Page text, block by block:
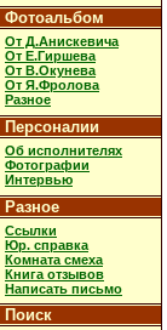
Фотоальбом
От Д.Анискевича
От Е.Гиршева
От В.Окунева
От Я.Фролова
Разное
Персоналии
Об исполнителях
Фотографии
Интервью
Разное
Ссылки
Юр. справка
Комната смеха
Книга отзывов
Написать письмо
Поиск